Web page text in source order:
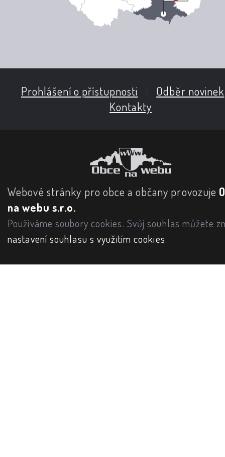
Prohlášení o přístupnosti Odběr novinek
Kontakty
Webové stránky pro obce a občany provozuje
na webu s.r.o.
Používáme soubory cookies. Svůj souhlas můžete
nastavení souhlasu s využitím cookies.